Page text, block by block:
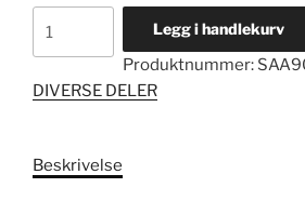
GT
Legg i handlekurv
Produktnummer:
DIVERSE DELER
Beskrivelse